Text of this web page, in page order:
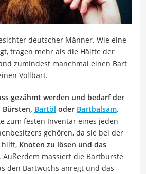
deutscher Männer. Wie eine
tragen mehr als die Hälfte der
zumindest manchmal einen Bart
Vollbart.
gezähmt werden und bedarf der
Bartöl oder Bartbalsam.
zum festen Inventar eines jeden
gehören, da sie bei der
hilft, Knoten zu lösen und das
. Außerdem massiert die Bartbürste
den Bartwuchs anregt und das